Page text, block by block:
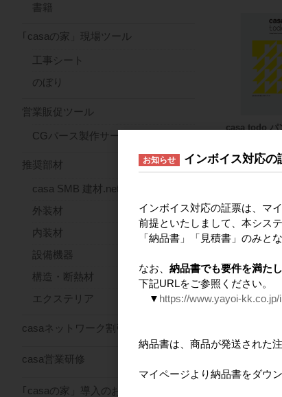
casa todo パ
書籍
｢casaの家」現場ツール
工事シート
のぼり
営業販促ツール
CGパース製作サービス
推奨部材
casa SMB 建材.net
外装材
内装材
設備機器
構造・断熱材
エクステリア
casaネットワーク割引サービス
casa営業研修
｢casaの家」導入のお問合せ
お知らせ インボイス対応
インボイス対応の証票は、マ
前提といたしまして、本シス
「納品書」「見積書」のみと
なお、 納品書でも要件を満た
下記URLをご参照ください。
▼ https://www.yayoi-
納品書は、商品が発送された
マイページより納品書をダウ